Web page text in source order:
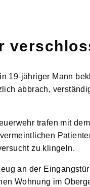
19-jähriger Mann
abbrach,
trafen mit
zu klingeln.
an der
Wohnung im